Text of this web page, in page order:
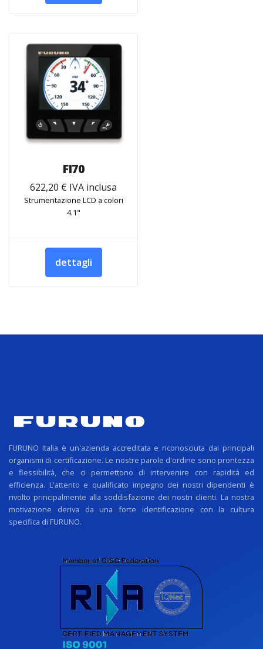
FI70
622,20 € IVA inclusa
Strumentazione LCD a colori
4.1"
dettagli
FURUNO Italia è un'azienda accreditata e riconosciuta dai principali
organismi di certificazione. Le nostre parole d'ordine sono prontezza
e flessibilità, che ci permettono di intervenire con rapidità ed
efficienza. L'attento e qualificato impegno dei nostri dipendenti è
rivolto principalmente alla soddisfazione dei nostri clienti. La nostra
motivazione deriva da una forte identificazione con la cultura
specifica di FURUNO.